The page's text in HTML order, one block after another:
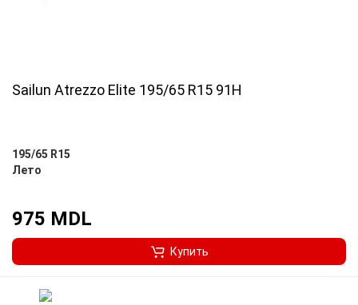
Sailun Atrezzo Elite 195/65 R15 91H
195/65 R15
Лето
975 MDL
Купить